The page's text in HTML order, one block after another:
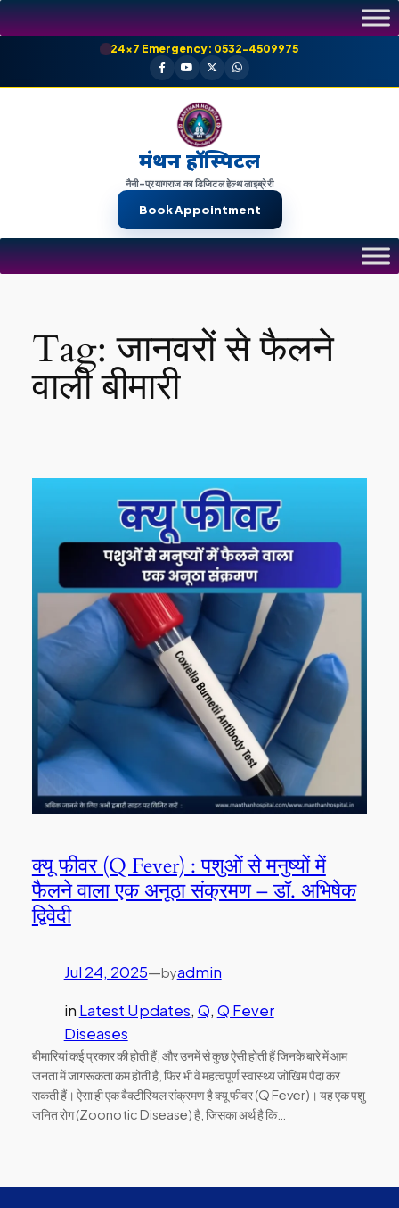
Skip
to
24×7 Emergency: 0532-4509975
मंथन हॉस्पिटल
नैनी-प्रयागराज का डिजिटल हेल्थ लाइब्रेरी
Book Appointment
Tag:जानवरों से फैलने
वाली बीमारी
क्यू फीवर (Q Fever) : पशुओं से मनुष्यों में
फैलने वाला एक अनूठा संक्रमण – डॉ. अभिषेक
द्विवेदी
Jul 24, 2025—byadmin
in Latest Updates, Q, Q Fever
Diseases
बीमारियां कई प्रकार की होती हैं, और उनमें से कुछ ऐसी होती हैं जिनके बारे में आम
जनता में जागरूकता कम होती है, फिर भी वे महत्वपूर्ण स्वास्थ्य जोखिम पैदा कर
सकती हैं। ऐसा ही एक बैक्टीरियल संक्रमण है क्यू फीवर (Q Fever)। यह एक पशु
जनित रोग (Zoonotic Disease) है, जिसका अर्थ है कि…